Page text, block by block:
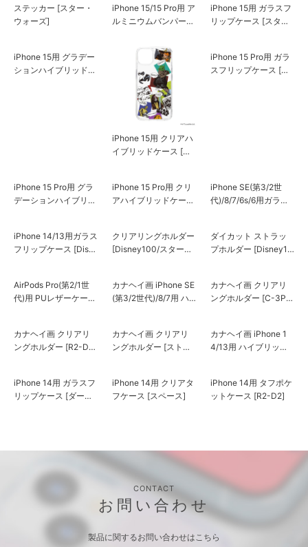
ステッカー [スター・
ウォーズ]
iPhone 15/15 Pro用 ア
ルミニウムバンパー
iPhone 15用 ガラスフ
リップケース [スタ
iPhone 15用 クリアハ
イブリッドケース [ス
iPhone 15 Pro用 ガラ
スフリップケース [ス
iPhone 15 Pro用 グラ
デーションハイブリッ
iPhone 15 Pro用 クリ
アハイブリッドケース
iPhone SE(第3/2世
代)/8/7/6s/6用ガラス
ーズ]
iPhone 14/13用ガラス
フリップケース [Disn
クリアリングホルダー
[Disney100/スター・
ダイカット ストラッ
プホルダー [Disney10
AirPods Pro(第2/1世
代)用 PUレザーケース
カナヘイ画 iPhone SE
(第3/2世代)/8/7用 ハ
カナヘイ画 クリアリ
ングホルダー [C-3P
カナヘイ画 クリアリ
ングホルダー [R2-D2
カナヘイ画 クリアリ
ングホルダー [ストー
カナヘイ画 iPhone 1
4/13用 ハイブリッド
iPhone 14用 ガラスフ
リップケース [ダー
iPhone 14用 クリアタ
フケース [スペース]
iPhone 14用 タフポケ
ットケース [R2-D2]
CONTACT
お問い合わせ
製品に関するお問い合わせはこちら